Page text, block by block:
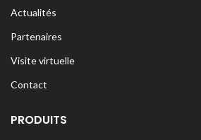
Actualités
Partenaires
Visite virtuelle
Contact
PRODUITS